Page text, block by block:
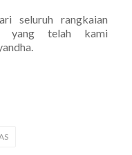
seluruh rangkaian
yang telah kami